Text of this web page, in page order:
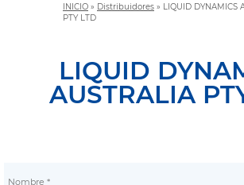
INICIO » Distribuidores » LIQUID DYNAMICS
PTY LTD
LIQUID
AUSTRALIA